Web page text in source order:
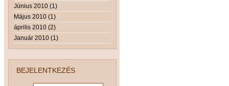
Június 2010 (1)
Május 2010 (1)
április 2010 (2)
Január 2010 (1)
BEJELENTKEZÉS